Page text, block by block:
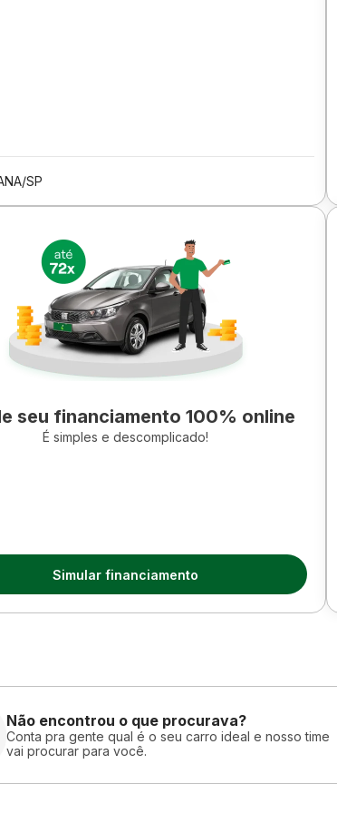
SP
seu financiamento 100% online
É simples e descomplicado!
Simular financiamento
Não encontrou o que procurava?
Conta pra gente qual é o seu carro ideal e nosso time
vai procurar para você.